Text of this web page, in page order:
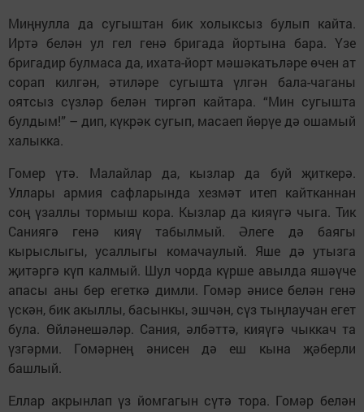
Миңнулла да сугыштан бик холыксыз булып кайта.
Иртә белән ул гел генә бригада йортына бара. Үзе
бригадир булмаса да, ихата-йорт мәшәкатьләре өчен ат
сорап килгән, әтиләре сугышта үлгән бала-чаганы
оятсыз сүзләр белән тиргәп кайтара. “Мин сугышта
булдым!” – дип, күкрәк сугып, масаеп йөрүе дә ошамый
халыкка.
Гомер үтә. Малайлар да, кызлар да буй җиткерә.
Уллары армия сафларында хезмәт итеп кайтканнан
соң үзаллы тормыш кора. Кызлар да кияүгә чыга. Тик
Саниягә генә кияү табылмый. Әлеге дә баягы
кырыслыгы, усаллыгы комачаулый. Яше дә утызга
җитәргә күп калмый. Шул чорда күрше авылда яшәүче
апасы аны бер егеткә димли. Гомәр әнисе белән генә
үскән, бик акыллы, басынкы, эшчән, сүз тыңлаучан егет
була. Өйләнешәләр. Сания, әлбәттә, кияүгә чыккач та
үзгәрми. Гомәрнең әнисен дә еш кына җәберли
башлый.
Еллар акрынлап үз йомгагын сүтә тора. Гомәр белән